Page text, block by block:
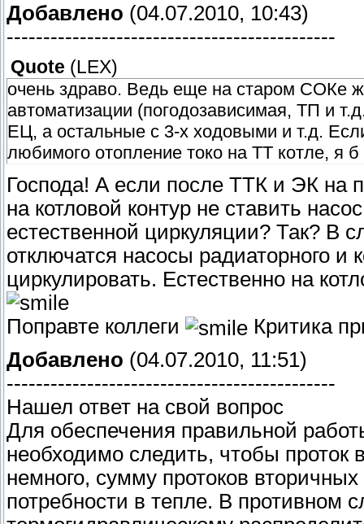
Добавлено (04.07.2010, 10:43)
---------------------------------------------
Quote ( LEX)
очень здраво. Ведь еще на старом СОКе
автоматизации (погодозависимая, ТП и
ЕЦ, а остальные с 3-х ходовыми и т.д.
любимого отопление токо на ТТ котле, я б
Господа! А если после ТТК и ЭК на
на котловой контур не ставить
естественной циркуляции? Так? В
отключатся насосы радиаторного и
циркулировать. Естественно на
Поправте коллеги
Критика
Добавлено (04.07.2010, 11:51)
---------------------------------------------
Нашел ответ на свой вопрос
Для обеспечения правильной
необходимо следить, чтобы проток
немного, сумму протоков
потребности в тепле. В противном